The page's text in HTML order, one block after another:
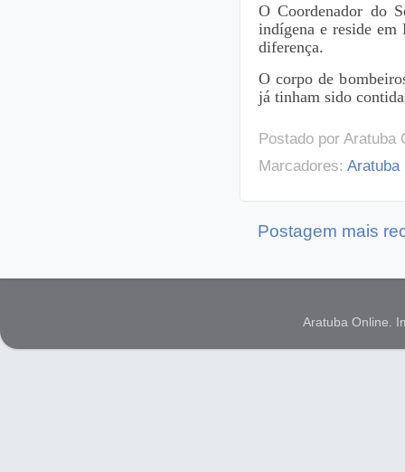
O Coordenador do
indígena e reside em
diferença.
O corpo de
já tinham sido
Postado por Aratuba
Marcadores: Aratuba
Postagem mais
Aratuba Online.